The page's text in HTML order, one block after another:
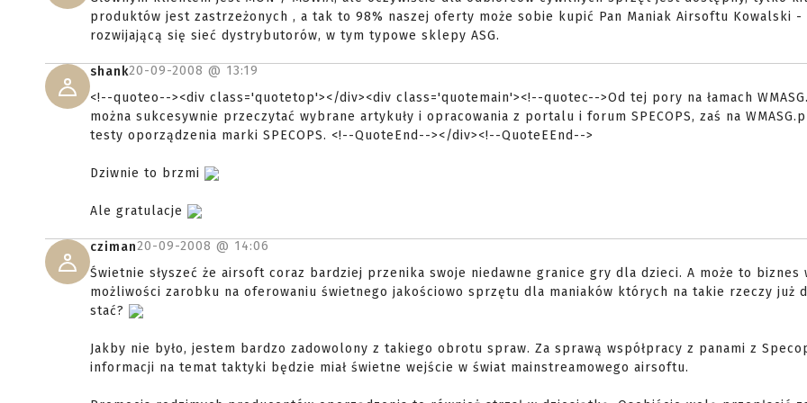
produktów jest zastrzeżonych , a tak to 98% naszej oferty może sobie kupić Pan Maniak Airsoftu Kowalski -
rozwijającą się sieć dystrybutorów, w tym typowe sklepy ASG.
shank20-09-2008 @ 13:19
<!--quoteo--><div class='quotetop'></div><div class='quotemain'><!--quotec-->Od tej pory na łamach
można sukcesywnie przeczytać wybrane artykuły i opracowania z portalu i forum SPECOPS, zaś na
testy oporządzenia marki SPECOPS. <!--QuoteEnd--></div><!--QuoteEEnd-->
Dziwnie to brzmi
Ale gratulacje
cziman20-09-2008 @ 14:06
Świetnie słyszeć że airsoft coraz bardziej przenika swoje niedawne granice gry dla dzieci. A może to biznes
możliwości zarobku na oferowaniu świetnego jakościowo sprzętu dla maniaków których na takie rzeczy już
stać?
Jakby nie było, jestem bardzo zadowolony z takiego obrotu spraw. Za sprawą współpracy z panami z
informacji na temat taktyki będzie miał świetne wejście w świat mainstreamowego airsoftu.